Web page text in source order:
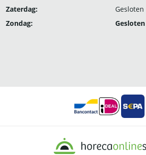
Zaterdag:
Gesloten
Zondag:
Gesloten